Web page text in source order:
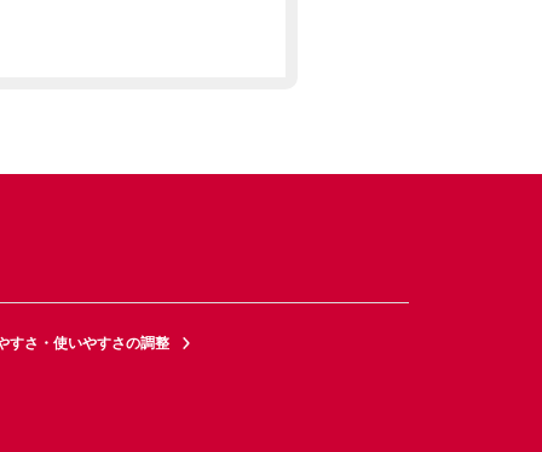
すさ・使いやすさの調整